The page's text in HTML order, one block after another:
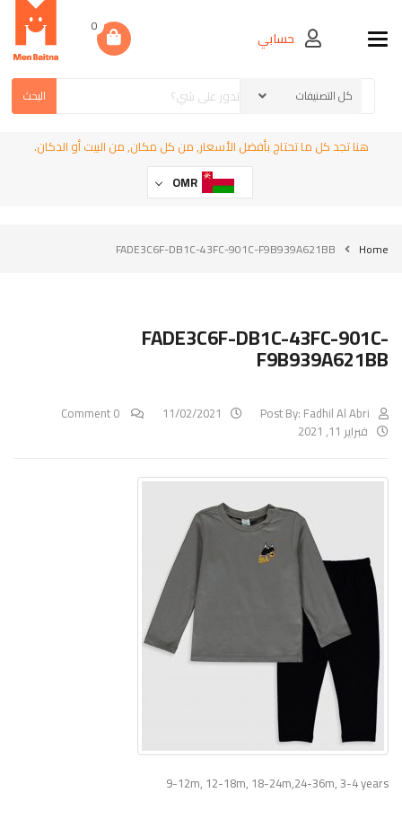
Toggle navigationحسابي
0
البحث
هنا تجد كل ما تحتاج بأفضل الأسعار, من كل مكان, من البيت أو الدكان.
OMR
Home
FADE3C6F-DB1C-43FC-901C-F9B939A621BB
FADE3C6F-DB1C-43FC-901C-
F9B939A621BB
Post By: Fadhil Al Abri
11/02/2021
فبراير 11, 2021
9-12m, 12-18m, 18-24m,24-36m, 3-4 years